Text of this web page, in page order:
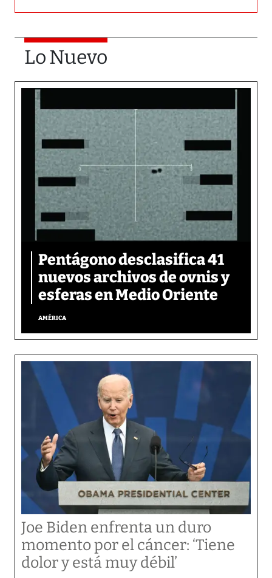
Lo Nuevo
Pentágono desclasifica 41
nuevos archivos de ovnis y
esferas en Medio Oriente
AMÉRICA
Joe Biden enfrenta un duro
momento por el cáncer: ‘Tiene
dolor y está muy débil’